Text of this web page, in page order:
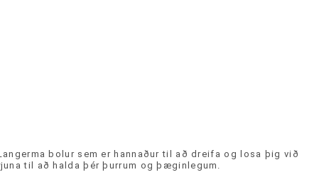
bolur sem er hannaður til að dreifa og losa þig við
til að halda þér þurrum og þæginlegum.